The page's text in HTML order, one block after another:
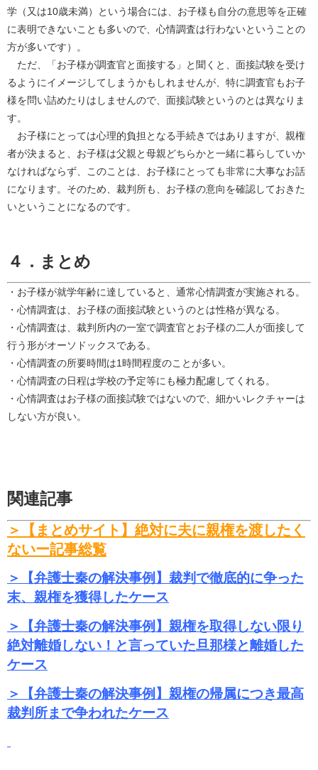
学（又は10歳未満）という場合には、お子様も自分の意思等を正確
に表明できないことも多いので、心情調査は行わないということの
方が多いです）。
ただ、「お子様が調査官と面接する」と聞くと、面接試験を受け
るようにイメージしてしまうかもしれませんが、特に調査官もお子
様を問い詰めたりはしませんので、面接試験というのとは異なりま
す。
お子様にとっては心理的負担となる手続きではありますが、親権
者が決まると、お子様は父親と母親どちらかと一緒に暮らしていか
なければならず、このことは、お子様にとっても非常に大事なお話
になります。そのため、裁判所も、お子様の意向を確認しておきた
いということになるのです。
４．まとめ
・お子様が就学年齢に達していると、通常心情調査が実施される。
・心情調査は、お子様の面接試験というのとは性格が異なる。
・心情調査は、裁判所内の一室で調査官とお子様の二人が面接して
行う形がオーソドックスである。
・心情調査の所要時間は1時間程度のことが多い。
・心情調査の日程は学校の予定等にも極力配慮してくれる。
・心情調査はお子様の面接試験ではないので、細かいレクチャーは
しない方が良い。
関連記事
＞【まとめサイト】絶対に夫に親権を渡したく
ないー記事総覧
＞【弁護士秦の解決事例】裁判で徹底的に争った
末、親権を獲得したケース
＞【弁護士秦の解決事例】親権を取得しない限り
絶対離婚しない！と言っていた旦那様と離婚した
ケース
＞【弁護士秦の解決事例】親権の帰属につき最高
裁判所まで争われたケース